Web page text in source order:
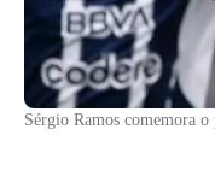
Sérgio Ramos comemora